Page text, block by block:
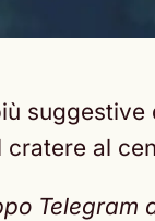
suggestive
cratere al
Telegram